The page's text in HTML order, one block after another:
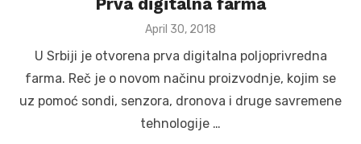
Posted
April 30, 2018
U Srbiji je otvorena prva digitalna poljoprivredna
farma. Reč je o novom načinu proizvodnje, kojim se
uz pomoć sondi, senzora, dronova i druge savremene
tehnologije …